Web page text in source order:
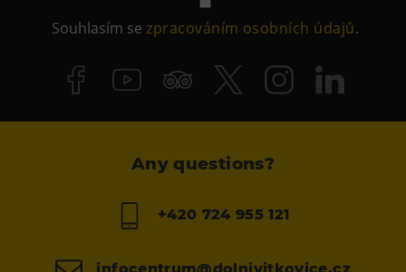
Souhlasím sezpracováním osobních údajů.
Any questions?
+420 724 955 121